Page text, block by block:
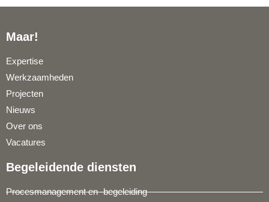
Maar!
Expertise
Werkzaamheden
Projecten
Nieuws
Over ons
Vacatures
Begeleidende diensten
Procesmanagement en -begeleiding